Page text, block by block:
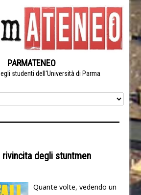
PARMATENEO
studenti dell'Università di Parma
rivincita degli stuntmen
Quante volte, vedendo un